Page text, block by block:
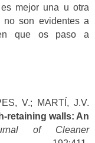
mejor una u otra
no son evidentes a
que os paso a
V.; MARTÍ, J.V.
retaining walls: An
of Cleaner